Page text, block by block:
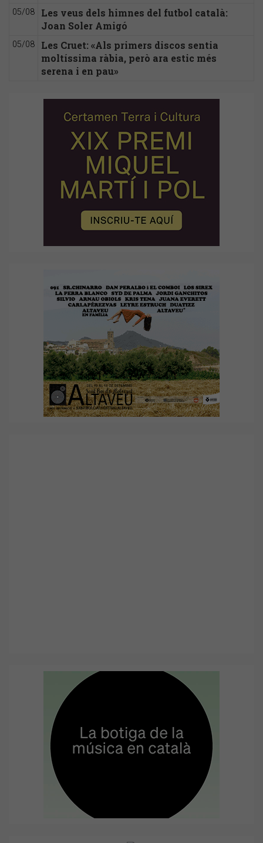
05/08
Les veus dels himnes del futbol català:
Joan Soler Amigó
05/08
Les Cruet: «Als primers discos sentia
moltíssima ràbia, però ara estic més
serena i en pau»